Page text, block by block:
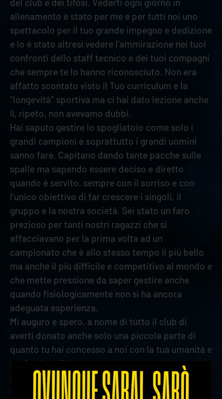
del club e dei tifosi. Vederti ogni giorno in
allenamento è stato per me e per tutti noi uno
spettacolo per il tuo grande impegno e dedizione
e lo è stato altresì vedere l’ammirazione nei tuoi
confronti dello staff tecnico e dei tuoi compagni
che sempre te lo hanno riconosciuto. Non era
affatto scontato visto il Tuo curriculum e la
“longevità” sportiva ma ci hai dato lezione anche
lì, ripeto, non avevamo dubbi.
Hai saputo gestire lo spogliatoio come solo i
grandi campioni e soprattutto i grandi uomini
sanno fare. Capitano dando tante pacche sulle
spalle ma sapendo essere deciso e diretto
quando è servito, sempre con il sorriso e con
l’unico obiettivo di far crescere i singoli, il
gruppo e la nostra società. Sei stato un faro
prezioso per tanti nostri ragazzi che si
affacciavano per la prima volta ad un
campionato che è allo stesso tempo il più bello
ma anche il più difficile e competitivo al mondo e
che mette pressione da saper gestire anche
quando fisiologicamente non si ha ancora
adeguata esperienza.
Mi auguro e spero, a nome di tutto il club di
averti donato anche solo una piccola parte di
quanto tu hai concesso a noi con la tua umanità e
professionalità.
Il Tuo successi sportivi ed i Tuoi record, ti
rappresentano appieno ed è stato un